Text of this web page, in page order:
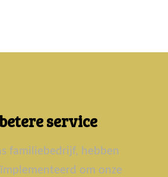
service
familiebedrijf, hebben
om onze